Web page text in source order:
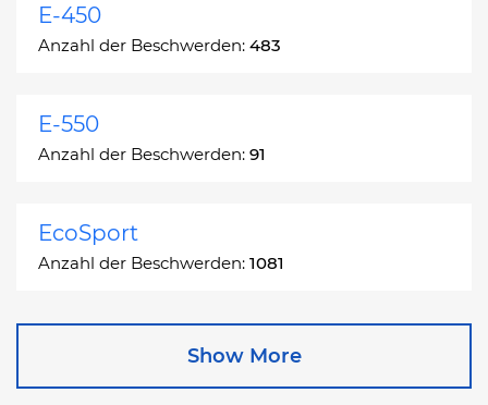
E-450
Anzahl der Beschwerden: 483
E-550
Anzahl der Beschwerden: 91
EcoSport
Anzahl der Beschwerden: 1081
Show More